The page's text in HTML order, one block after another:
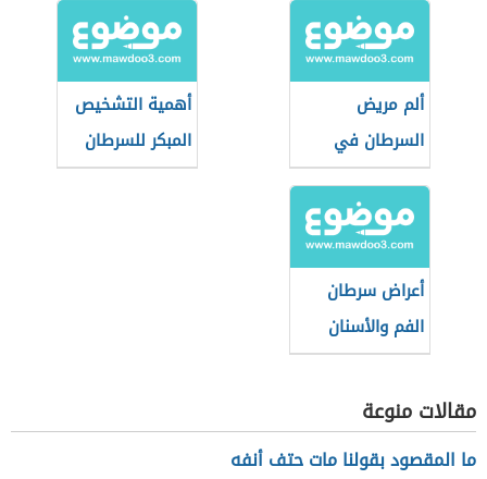
ألم مريض
السرطان في
مراحله الأخيرة
وكيفية تخفيفه
أهمية التشخيص
المبكر للسرطان
أعراض سرطان
الفم والأسنان
مقالات منوعة
ما المقصود بقولنا مات حتف أنفه